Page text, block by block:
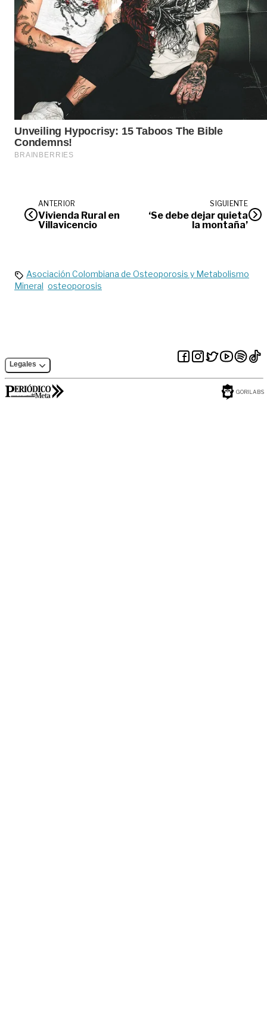
ANTERIOR
Vivienda Rural en
Villavicencio
SIGUIENTE
‘Se debe dejar quieta
la montaña’
Asociación Colombiana de Osteoporosis y Metabolismo
Mineral osteoporosis
Legales
GORILABS